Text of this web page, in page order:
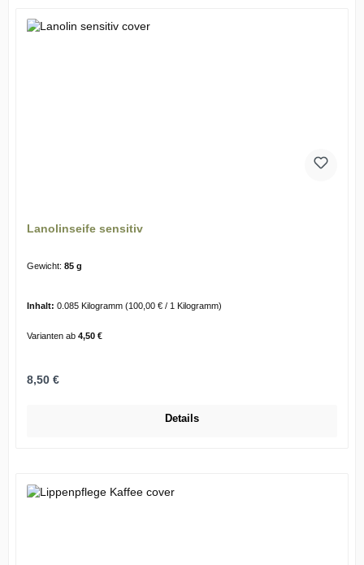
Lanolinseife sensitiv
Gewicht: 85 g
Inhalt: 0.085 Kilogramm (100,00 € / 1 Kilogramm)
Varianten ab4,50 €
Regulärer Preis:
8,50 €
Details